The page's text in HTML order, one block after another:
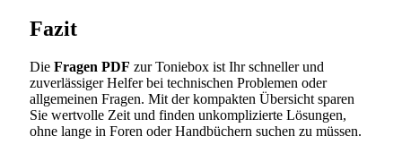
Fazit
Die Fragen PDF zur Toniebox ist Ihr schneller und
zuverlässiger Helfer bei technischen Problemen oder
allgemeinen Fragen. Mit der kompakten Übersicht sparen
Sie wertvolle Zeit und finden unkomplizierte Lösungen,
ohne lange in Foren oder Handbüchern suchen zu müssen.